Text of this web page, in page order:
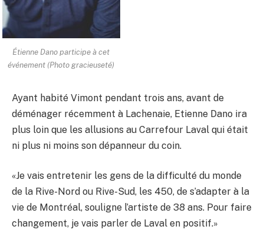
Étienne Dano participe à cet
événement (Photo gracieuseté)
Ayant habité Vimont pendant trois ans, avant de
déménager récemment à Lachenaie, Etienne Dano ira
plus loin que les allusions au Carrefour Laval qui était
ni plus ni moins son dépanneur du coin.
«Je vais entretenir les gens de la difficulté du monde
de la Rive-Nord ou Rive-Sud, les 450, de s’adapter à la
vie de Montréal, souligne l’artiste de 38 ans. Pour faire
changement, je vais parler de Laval en positif.»